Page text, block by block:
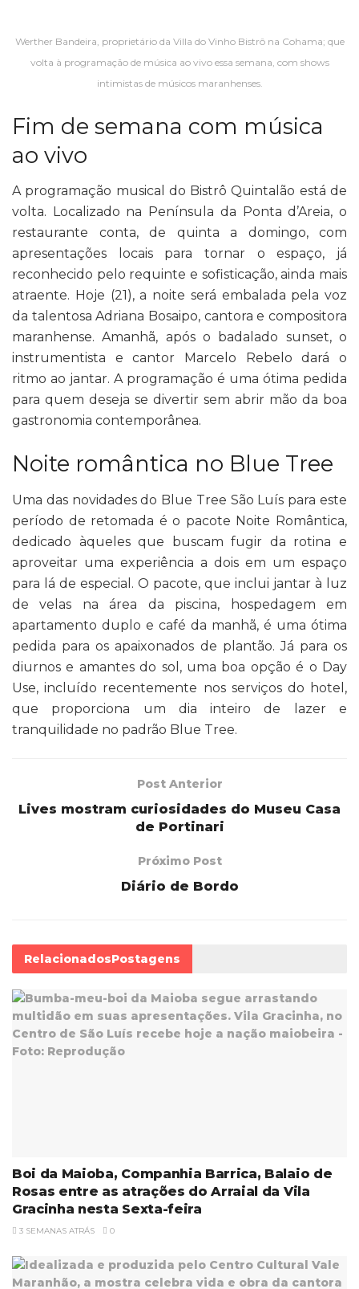
Werther Bandeira, proprietário da Villa do Vinho Bistrô na Cohama; que
volta à programação de música ao vivo essa semana, com shows
intimistas de músicos maranhenses.
Fim de semana com música
ao vivo
A programação musical do Bistrô Quintalão está de
volta. Localizado na Península da Ponta d’Areia, o
restaurante conta, de quinta a domingo, com
apresentações locais para tornar o espaço, já
reconhecido pelo requinte e sofisticação, ainda mais
atraente. Hoje (21), a noite será embalada pela voz
da talentosa Adriana Bosaipo, cantora e compositora
maranhense. Amanhã, após o badalado sunset, o
instrumentista e cantor Marcelo Rebelo dará o
ritmo ao jantar. A programação é uma ótima pedida
para quem deseja se divertir sem abrir mão da boa
gastronomia contemporânea.
Noite romântica no Blue Tree
Uma das novidades do Blue Tree São Luís para este
período de retomada é o pacote Noite Romântica,
dedicado àqueles que buscam fugir da rotina e
aproveitar uma experiência a dois em um espaço
para lá de especial. O pacote, que inclui jantar à luz
de velas na área da piscina, hospedagem em
apartamento duplo e café da manhã, é uma ótima
pedida para os apaixonados de plantão. Já para os
diurnos e amantes do sol, uma boa opção é o Day
Use, incluído recentemente nos serviços do hotel,
que proporciona um dia inteiro de lazer e
tranquilidade no padrão Blue Tree.
Post Anterior
Lives mostram curiosidades do Museu Casa
de Portinari
Próximo Post
Diário de Bordo
RelacionadosPostagens
Boi da Maioba, Companhia Barrica, Balaio de
Rosas entre as atrações do Arraial da Vila
Gracinha nesta Sexta-feira
3 SEMANAS ATRÁS 0